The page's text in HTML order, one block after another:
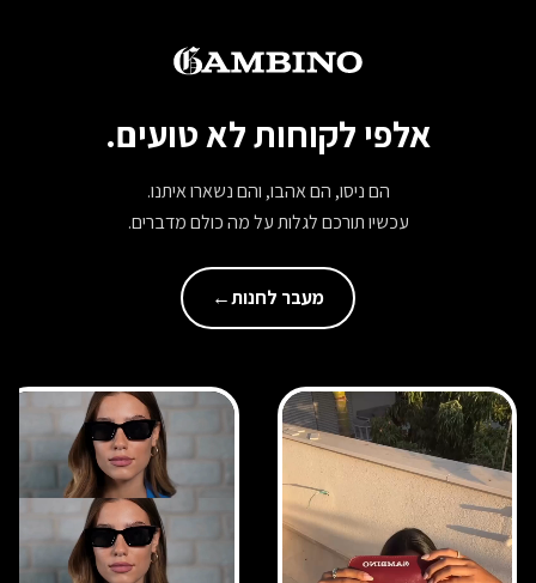
אלפי לקוחות לא טועים.
הם ניסו, הם אהבו, והם נשארו איתנו.
עכשיו תורכם לגלות על מה כולם מדברים.
מעבר לחנות←